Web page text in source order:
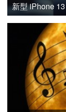
新型 iPhone